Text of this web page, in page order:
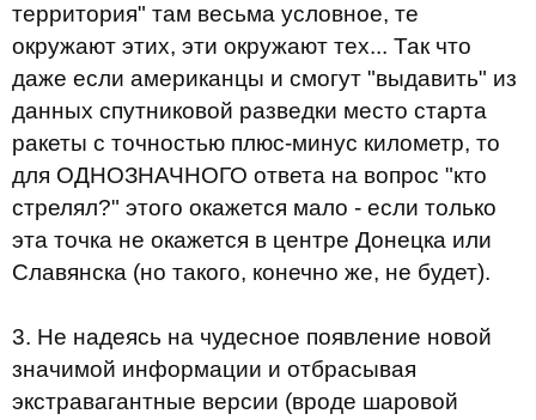
территория" там весьма условное, те
окружают этих, эти окружают тех... Так что
даже если американцы и смогут "выдавить" из
данных спутниковой разведки место старта
ракеты с точностью плюс-минус километр, то
для ОДНОЗНАЧНОГО ответа на вопрос "кто
стрелял?" этого окажется мало - если только
эта точка не окажется в центре Донецка или
Славянска (но такого, конечно же, не будет).
3. Не надеясь на чудесное появление новой
значимой информации и отбрасывая
экстравагантные версии (вроде шаровой